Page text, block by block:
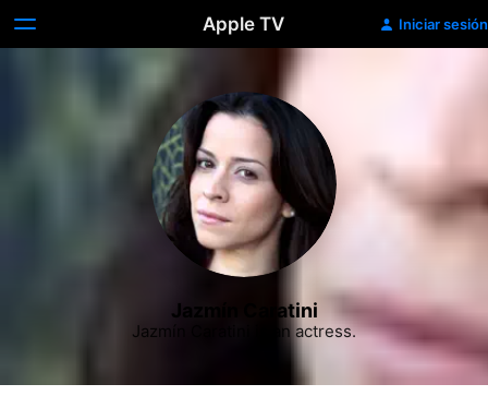
Apple TV Iniciar sesión
Jazmín Caratini
Jazmín Caratini is an actress.